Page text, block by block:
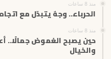
ت
منذ 8 ساعات
الحرباء.. وجهٌ يتبدّل مع
منذ 8 ساعات
حين يصبح الغموض جمالًا..
والخيال